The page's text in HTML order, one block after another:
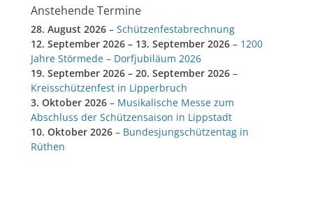
Anstehende Termine
28. August 2026 – Schützenfestabrechnung
12. September 2026 – 13. September 2026 – 1200
Jahre Störmede – Dorfjubiläum 2026
19. September 2026 – 20. September 2026 –
Kreisschützenfest in Lipperbruch
3. Oktober 2026 – Musikalische Messe zum
Abschluss der Schützensaison in Lippstadt
10. Oktober 2026 – Bundesjungschützentag in
Rüthen